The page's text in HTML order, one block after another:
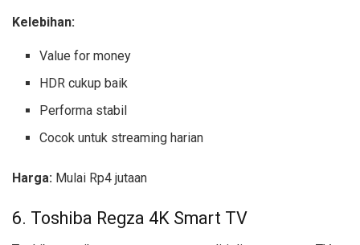
Kelebihan:
Value for money
HDR cukup baik
Performa stabil
Cocok untuk streaming harian
Harga: Mulai Rp4 jutaan
6. Toshiba Regza 4K Smart TV